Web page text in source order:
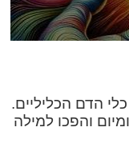
הדם הכליליים.
והפכו למילה